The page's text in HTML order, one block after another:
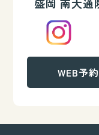
WEB予約